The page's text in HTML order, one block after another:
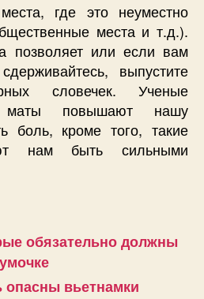
где это неуместно
места и т.д.).
позволяет или если вам
выпустите
словечек. Ученые
маты повышают нашу
боль, кроме того, такие
нам быть сильными
обязательно должны
вьетнамки